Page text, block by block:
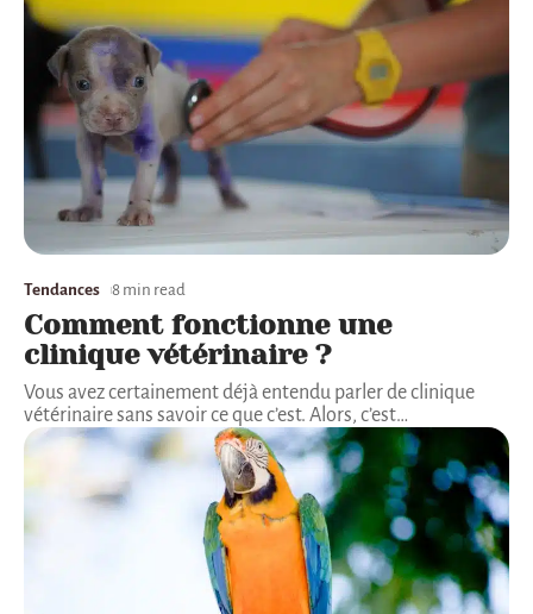
Tendances 8 min read
Comment fonctionne une
clinique vétérinaire ?
Vous avez certainement déjà entendu parler de clinique
vétérinaire sans savoir ce que c’est. Alors, c’est…